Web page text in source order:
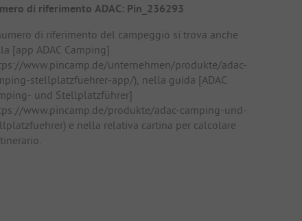
di riferimento ADAC: Pin_236293
di riferimento del campeggio si trova anche
[app ADAC Camping]
www.pincamp.de/unternehmen/produkte/adac-
stellplatzfuehrer-app/), nella guida [ADAC
und Stellplatzführer]
www.pincamp.de/produkte/adac-camping-und-
e nella relativa cartina per calcolare